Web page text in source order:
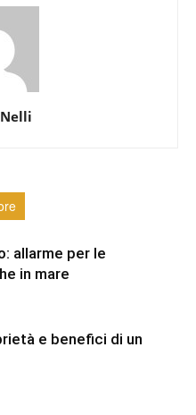
allarme per le
in mare
e benefici di un